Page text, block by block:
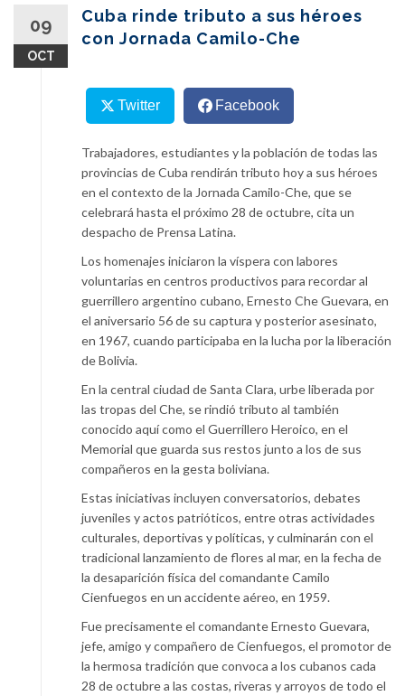
09
OCT
Cuba rinde tributo a sus héroes
con Jornada Camilo-Che
Twitter Facebook
Trabajadores, estudiantes y la población de todas las
provincias de Cuba rendirán tributo hoy a sus héroes
en el contexto de la Jornada Camilo-Che, que se
celebrará hasta el próximo 28 de octubre, cita un
despacho de Prensa Latina.
Los homenajes iniciaron la víspera con labores
voluntarias en centros productivos para recordar al
guerrillero argentino cubano, Ernesto Che Guevara, en
el aniversario 56 de su captura y posterior asesinato,
en 1967, cuando participaba en la lucha por la liberación
de Bolivia.
En la central ciudad de Santa Clara, urbe liberada por
las tropas del Che, se rindió tributo al también
conocido aquí como el Guerrillero Heroico, en el
Memorial que guarda sus restos junto a los de sus
compañeros en la gesta boliviana.
Estas iniciativas incluyen conversatorios, debates
juveniles y actos patrióticos, entre otras actividades
culturales, deportivas y políticas, y culminarán con el
tradicional lanzamiento de flores al mar, en la fecha de
la desaparición física del comandante Camilo
Cienfuegos en un accidente aéreo, en 1959.
Fue precisamente el comandante Ernesto Guevara,
jefe, amigo y compañero de Cienfuegos, el promotor de
la hermosa tradición que convoca a los cubanos cada
28 de octubre a las costas, riveras y arroyos de todo el